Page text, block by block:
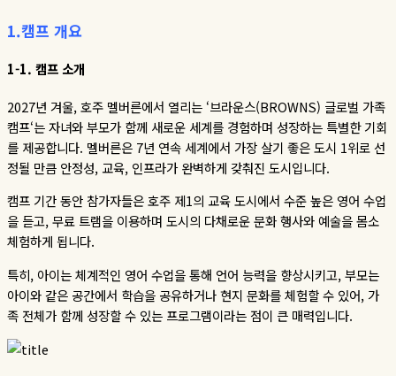
1.캠프 개요
1-1. 캠프 소개
2027년 겨울, 호주 멜버른에서 열리는 ‘브라운스(BROWNS) 글로벌 가족
캠프‘는 자녀와 부모가 함께 새로운 세계를 경험하며 성장하는 특별한 기회
를 제공합니다. 멜버른은 7년 연속 세계에서 가장 살기 좋은 도시 1위로 선
정될 만큼 안정성, 교육, 인프라가 완벽하게 갖춰진 도시입니다.
캠프 기간 동안 참가자들은 호주 제1의 교육 도시에서 수준 높은 영어 수업
을 듣고,무료 트램을 이용하며 도시의 다채로운 문화 행사와 예술을 몸소
체험하게 됩니다.
특히, 아이는 체계적인 영어 수업을 통해 언어 능력을 향상시키고, 부모는
아이와 같은 공간에서 학습을 공유하거나 현지 문화를 체험할 수 있어, 가
족 전체가 함께 성장할 수 있는 프로그램이라는 점이 큰 매력입니다.